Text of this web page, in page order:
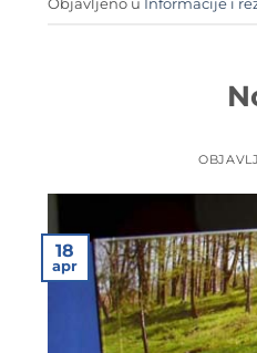
Objavljeno u Informacije i
18
apr